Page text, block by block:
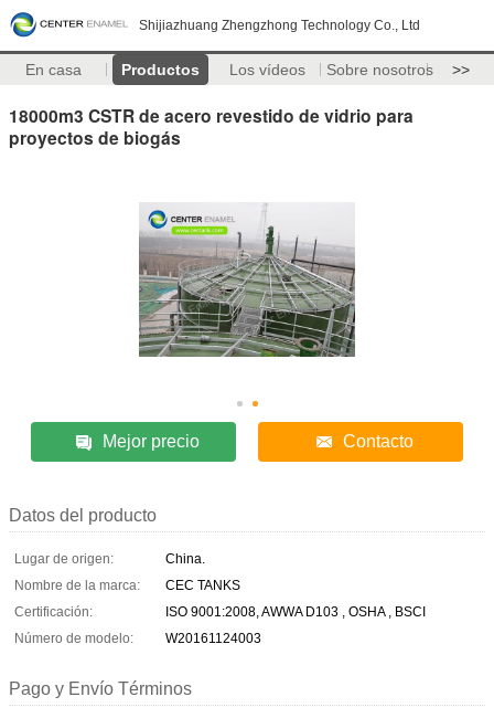
Shijiazhuang Zhengzhong Technology Co., Ltd
En casa Productos Los vídeos Sobre nosotros >>
18000m3 CSTR de acero revestido de vidrio para
proyectos de biogás
Mejor precio Contacto
Datos del producto
Lugar de origen:
China.
Nombre de la marca:
CEC TANKS
Certificación:
ISO 9001:2008, AWWA D103 , OSHA , BSCI
Número de modelo:
W20161124003
Pago y Envío Términos